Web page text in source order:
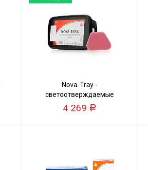
Nova-Tray -
светоотверждаемые
пластмассовые пластины
4 269 Р